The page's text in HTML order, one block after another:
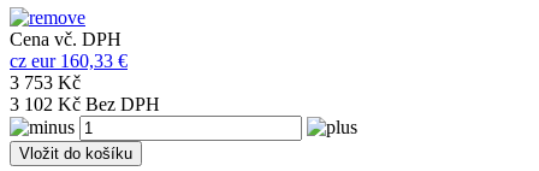
Cena vč. DPH
cz eur 160,33 €
3 753 Kč
3 102 Kč Bez DPH
Vložit do košíku